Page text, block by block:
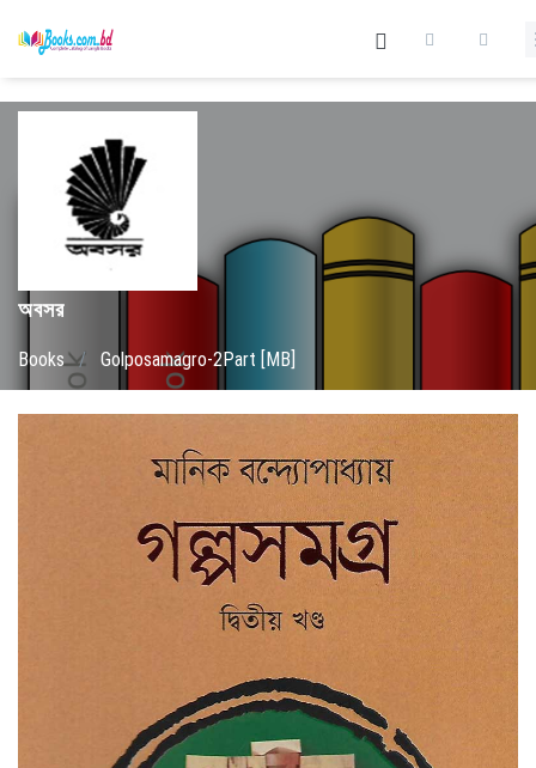
অবসর
Books / Golposamagro-2Part [MB]